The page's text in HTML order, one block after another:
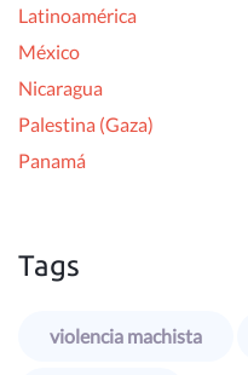
Latinoamérica
México
Nicaragua
Palestina (Gaza)
Panamá
Tags
violencia machista